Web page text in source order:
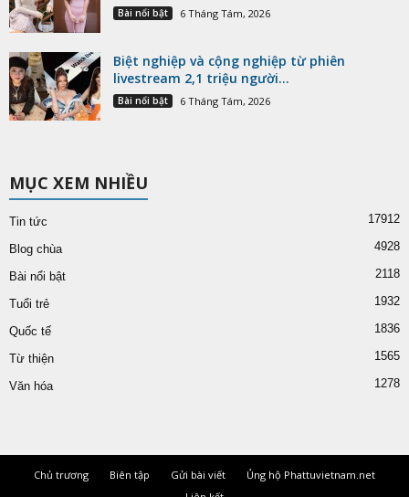
Bài nổi bật 6 Tháng Tám, 2026
Biệt nghiệp và cộng nghiệp từ phiên
livestream 2,1 triệu người...
Bài nổi bật 6 Tháng Tám, 2026
MỤC XEM NHIỀU
Tin tức 17912
Blog chùa 4928
Bài nổi bật 2118
Tuổi trẻ 1932
Quốc tế 1836
Từ thiện 1565
Văn hóa 1278
Chủ trương Biên tập Gửi bài viết
Ủng hộ Phattuvietnam.net